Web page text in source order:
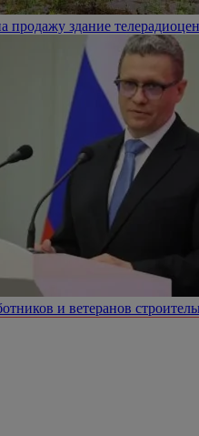
продажу здание
и ветеранов